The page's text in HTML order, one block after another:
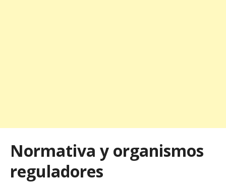
Normativa y organismos
reguladores